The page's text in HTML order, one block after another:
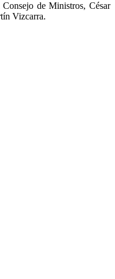
de Ministros, César
Vizcarra.